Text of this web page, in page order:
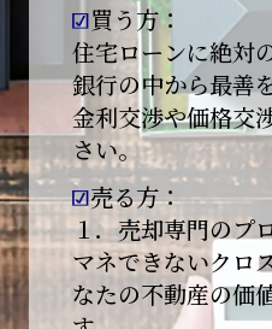
2026-01-09
【新年あけましておめ
本日より始業いたしまし
昨年は多くのご縁とご
感謝申し上げます。
本年も地域に根ざし、誠
参ります。
引き続きどうぞよろし
買う方：
住宅ローンに絶対
銀行の中から最善
金利交渉や価格交
さい。
売る方：
１．売却専門のプ
マネできないクロ
なたの不動産の価